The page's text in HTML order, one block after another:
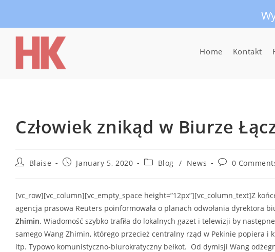
Home Kontakt
Człowiek znikąd w Biurze
PostBlaise
PostJanuary 5, 2020
PostBlog / News
Post0
[vc_row][vc_column][vc_empty_space height=”12px”][vc_column_text]Z
agencja prasowa Reuters poinformowała o planach odwołania dyrektora
Zhimin. Wiadomość szybko trafiła do lokalnych gazet i telewizji by
samego Wang Zhimin, którego przecież centralny rząd w Pekinie popiera i
itp. Typowo komunistyczno-biurokratyczny bełkot. Od dymisji Wang